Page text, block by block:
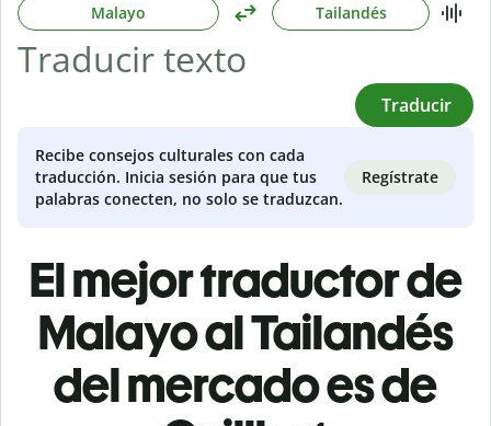
Malayo Tailandés
Traducir
Recibe consejos culturales con cada
traducción. Inicia sesión para que tus
palabras conecten, no solo se traduzcan.
Regístrate
El mejor traductor de
Malayo al Tailandés
del mercado es de